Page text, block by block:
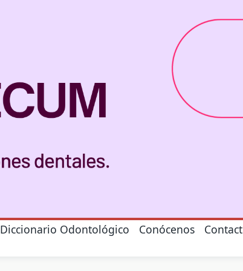
Diccionario Odontológico Conócenos